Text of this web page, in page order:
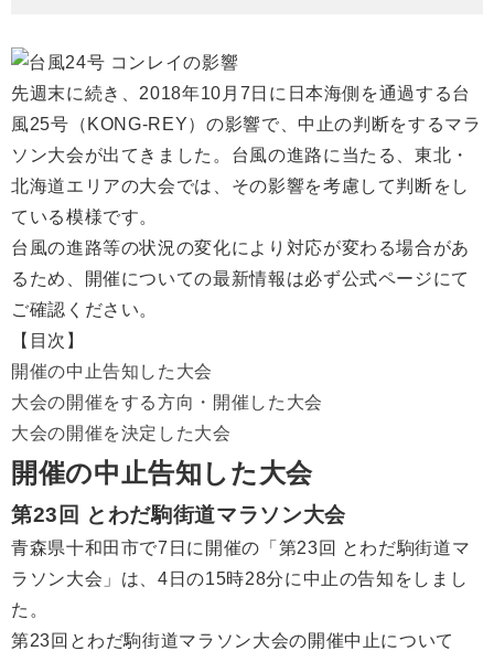
先週末に続き、2018年10月7日に日本海側を通過する台
風25号（KONG-REY）の影響で、中止の判断をするマラ
ソン大会が出てきました。台風の進路に当たる、東北・
北海道エリアの大会では、その影響を考慮して判断をし
ている模様です。
台風の進路等の状況の変化により対応が変わる場合があ
るため、開催についての最新情報は必ず公式ページにて
ご確認ください。
【目次】
開催の中止告知した大会
大会の開催をする方向・開催した大会
大会の開催を決定した大会
開催の中止告知した大会
第23回 とわだ駒街道マラソン大会
青森県十和田市で7日に開催の「第23回 とわだ駒街道マ
ラソン大会」は、4日の15時28分に中止の告知をしまし
た。
第23回とわだ駒街道マラソン大会の開催中止について